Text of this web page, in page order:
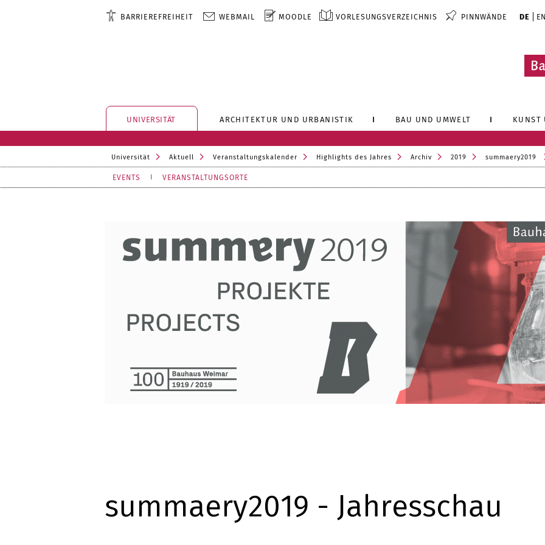
BARRIEREFREIHEIT WEBMAIL MOODLE VORLESUNGSVERZEICHNIS PINNWÄNDE DE EN
UNIVERSITÄT ARCHITEKTUR UND URBANISTIK BAU UND UMWELT KUNST
Universität Aktuell Veranstaltungskalender Highlights des Jahres Archiv 2019 summaery2019
EVENTS VERANSTALTUNGSORTE
summaery2019 - Jahresschau